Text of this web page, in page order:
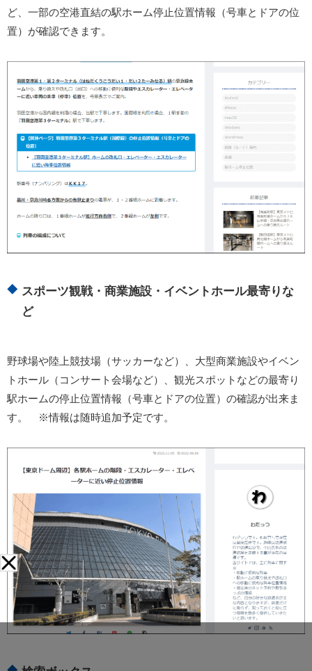
ど、一部の空港直結の駅ホーム停止位置情報（号車とドアの位
置）が確認できます。
スポーツ観戦・商業施設・イベントホール最寄りな
ど
野球場や陸上競技場（サッカーなど）、大型商業施設やイベン
トホール（コンサート会場など）、観光スポットなどの最寄り
駅ホームの停止位置情報（号車とドアの位置）の確認が出来ま
す。 ※情報は随時追加予定です。